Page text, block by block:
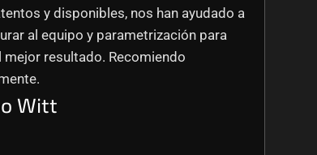
y disponibles, nos han ayudado a
al equipo y parametrización para
mejor resultado. Recomiendo
Witt